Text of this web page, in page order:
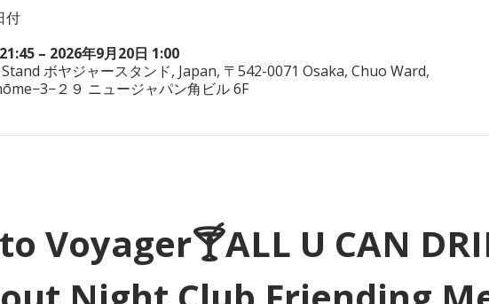
付
– 2026年9月20日 1:00
ボヤジャースタンド, Japan, 〒542-0071 Osaka, Chuo Ward,
２９ ニュージャパン角ビル 6F
Voyager🍸ALL U CAN